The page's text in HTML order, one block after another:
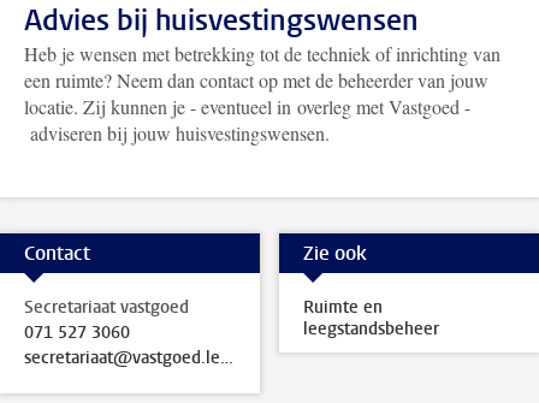
Advies bij huisvestingswensen
Heb je wensen met betrekking tot de techniek of inrichting van
een ruimte? Neem dan contact op met de beheerder van jouw
locatie. Zij kunnen je - eventueel in overleg met Vastgoed -
adviseren bij jouw huisvestingswensen.
Contact
Secretariaat vastgoed
071 527 3060
secretariaat@vastgoed.leidenuniv.nl
Zie ook
Ruimte en
leegstandsbeheer